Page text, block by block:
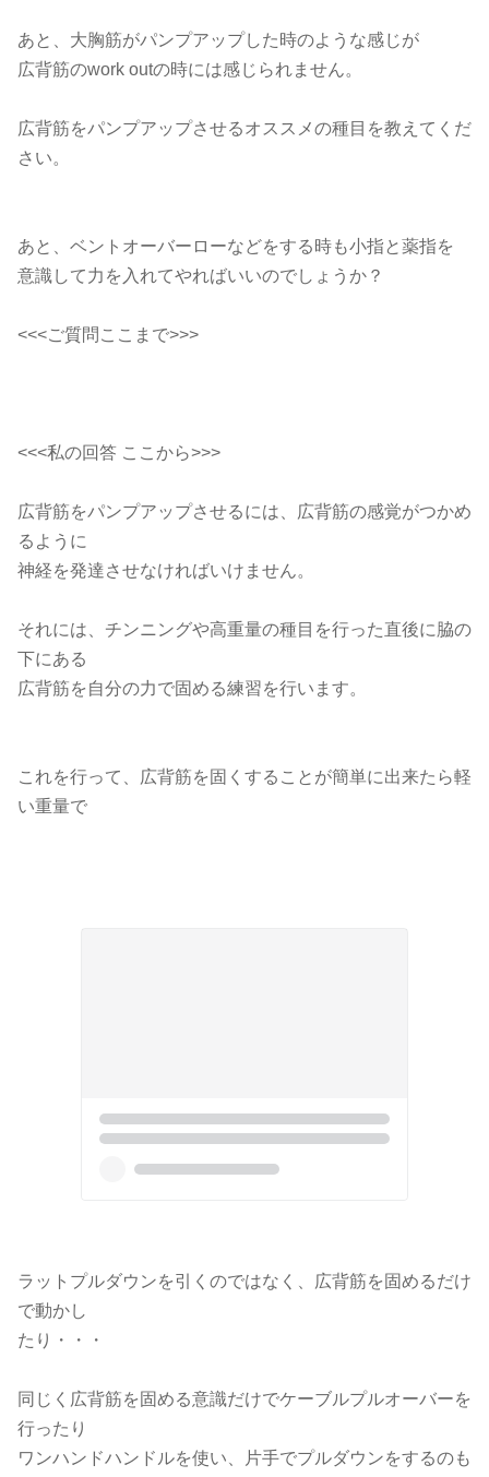
あと、大胸筋がパンプアップした時のような感じが
広背筋のwork outの時には感じられません。
広背筋をパンプアップさせるオススメの種目を教えてくだ
さい。
あと、ベントオーバーローなどをする時も小指と薬指を
意識して力を入れてやればいいのでしょうか？
<<<ご質問ここまで>>>
<<<私の回答 ここから>>>
広背筋をパンプアップさせるには、広背筋の感覚がつかめ
るように
神経を発達させなければいけません。
それには、チンニングや高重量の種目を行った直後に脇の
下にある
広背筋を自分の力で固める練習を行います。
これを行って、広背筋を固くすることが簡単に出来たら軽
い重量で
ラットプルダウンを引くのではなく、広背筋を固めるだけ
で動かし
たり・・・
同じく広背筋を固める意識だけでケーブルプルオーバーを
行ったり
ワンハンドハンドルを使い、片手でプルダウンをするのも